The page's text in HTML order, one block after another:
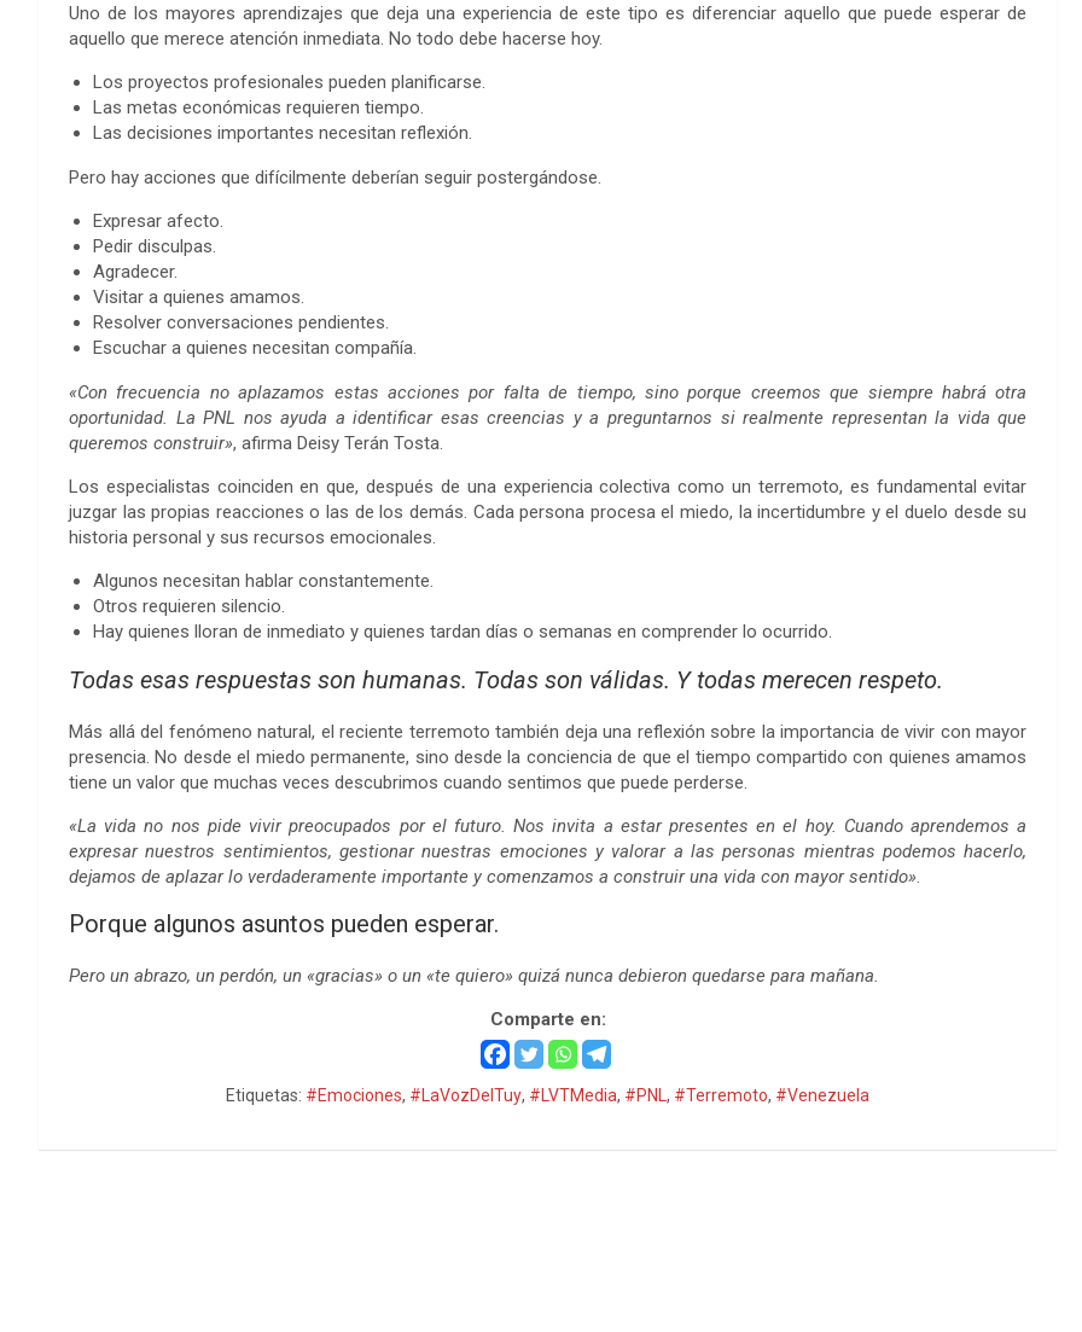
Uno de los mayores aprendizajes que deja una experiencia de este tipo es diferenciar aquello que puede esperar de
aquello que merece atención inmediata. No todo debe hacerse hoy.
Los proyectos profesionales pueden planificarse.
Las metas económicas requieren tiempo.
Las decisiones importantes necesitan reflexión.
Pero hay acciones que difícilmente deberían seguir postergándose.
Expresar afecto.
Pedir disculpas.
Agradecer.
Visitar a quienes amamos.
Resolver conversaciones pendientes.
Escuchar a quienes necesitan compañía.
«Con frecuencia no aplazamos estas acciones por falta de tiempo, sino porque creemos que siempre habrá otra
oportunidad. La PNL nos ayuda a identificar esas creencias y a preguntarnos si realmente representan la vida que
queremos construir», afirma Deisy Terán Tosta.
Los especialistas coinciden en que, después de una experiencia colectiva como un terremoto, es fundamental evitar
juzgar las propias reacciones o las de los demás. Cada persona procesa el miedo, la incertidumbre y el duelo desde su
historia personal y sus recursos emocionales.
Algunos necesitan hablar constantemente.
Otros requieren silencio.
Hay quienes lloran de inmediato y quienes tardan días o semanas en comprender lo ocurrido.
Todas esas respuestas son humanas. Todas son válidas. Y todas merecen respeto.
Más allá del fenómeno natural, el reciente terremoto también deja una reflexión sobre la importancia de vivir con mayor
presencia. No desde el miedo permanente, sino desde la conciencia de que el tiempo compartido con quienes amamos
tiene un valor que muchas veces descubrimos cuando sentimos que puede perderse.
«La vida no nos pide vivir preocupados por el futuro. Nos invita a estar presentes en el hoy. Cuando aprendemos a
expresar nuestros sentimientos, gestionar nuestras emociones y valorar a las personas mientras podemos hacerlo,
dejamos de aplazar lo verdaderamente importante y comenzamos a construir una vida con mayor sentido».
Porque algunos asuntos pueden esperar.
Pero un abrazo, un perdón, un «gracias» o un «te quiero» quizá nunca debieron quedarse para mañana.
Comparte en:
Etiquetas: #Emociones, #LaVozDelTuy, #LVTMedia, #PNL, #Terremoto, #Venezuela